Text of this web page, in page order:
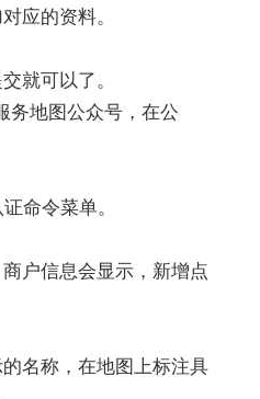
应的资料。
就可以了。
务地图公众号，在公
命令菜单。
户信息会显示，新增点
名称，在地图上标注具